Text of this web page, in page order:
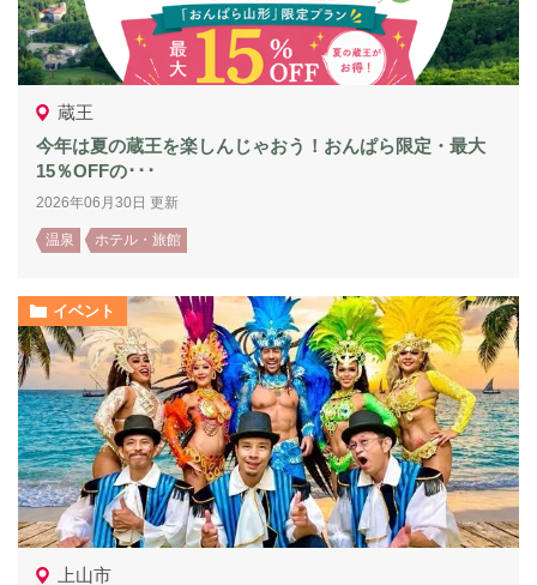
蔵王
今年は夏の蔵王を楽しんじゃおう！おんぱら限定・最大
15％OFFの･･･
2026年06月30日 更新
温泉 ホテル・旅館
イベント
上山市